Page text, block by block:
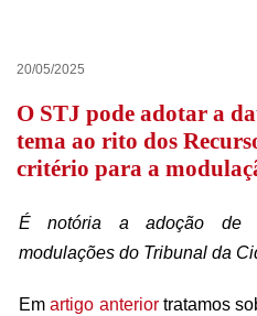
20/05/2025
O STJ pode adotar a
tema ao rito dos
critério para a
É notória a adoção de
modulações do Tribunal da
Emartigo anteriortratamos